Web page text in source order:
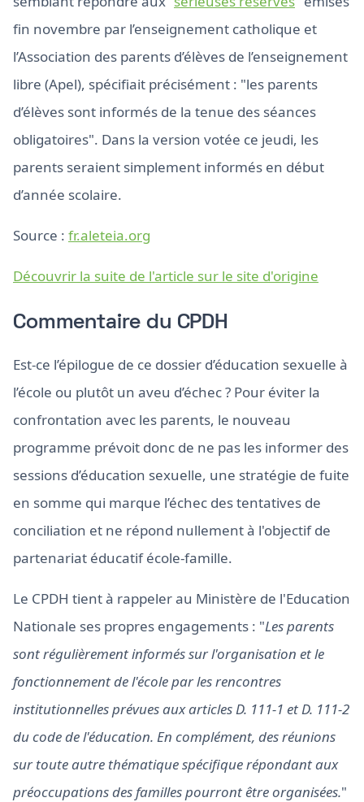
fin novembre par l’enseignement catholique et
l’Association des parents d’élèves de l’enseignement
libre (Apel), spécifiait précisément : "les parents
d’élèves sont informés de la tenue des séances
obligatoires". Dans la version votée ce jeudi, les
parents seraient simplement informés en début
d’année scolaire.
Source : fr.aleteia.org
Découvrir la suite de l'article sur le site d'origine
Commentaire du CPDH
Est-ce l’épilogue de ce dossier d’éducation sexuelle à
l’école ou plutôt un aveu d’échec ? Pour éviter la
confrontation avec les parents, le nouveau
programme prévoit donc de ne pas les informer des
sessions d’éducation sexuelle, une stratégie de fuite
en somme qui marque l’échec des tentatives de
conciliation et ne répond nullement à l'objectif de
partenariat éducatif école-famille.
Le CPDH tient à rappeler au Ministère de l'Education
Nationale ses propres engagements : "Les parents
sont régulièrement informés sur l'organisation et le
fonctionnement de l'école par les rencontres
institutionnelles prévues aux articles D. 111-1 et D. 111-2
du code de l'éducation. En complément, des réunions
sur toute autre thématique spécifique répondant aux
préoccupations des familles pourront être organisées."